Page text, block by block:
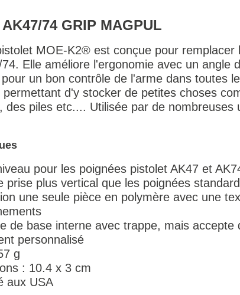
74 GRIP MAGPUL
MOE-K2® est conçue pour
Elle améliore l'ergonomie avec un
un bon contrôle de l'arme dans toutes
permettant d'y stocker de petites choses
des piles etc.... Utilisée par de
pour les poignées pistolet AK47 et
prise plus vertical que les poignées standard
une seule pièce en polymère avec une
de base interne avec trappe, mais
personnalisé
g
: 10.4 x 3 cm
aux USA